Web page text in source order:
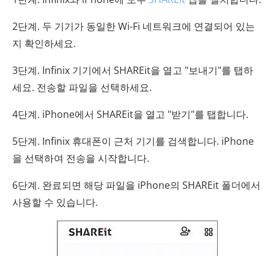
2단계. 두 기기가 동일한 Wi-Fi 네트워크에 연결되어 있는
지 확인하세요.
3단계. Infinix 기기에서 SHAREit을 열고 "보내기"를 탭하
세요. 전송할 파일을 선택하세요.
4단계. iPhone에서 SHAREit을 열고 "받기"를 탭합니다.
5단계. Infinix 휴대폰이 근처 기기를 검색합니다. iPhone
을 선택하여 전송을 시작합니다.
6단계. 완료되면 해당 파일을 iPhone의 SHAREit 폴더에서
사용할 수 있습니다.